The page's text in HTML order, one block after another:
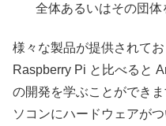
全体あるいはその団体
様々な製品が提供されて
Raspberry Pi と比べると
の開発を学ぶことができ
ソコンにハードウェアが